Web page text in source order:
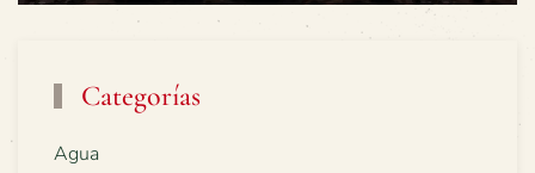
Categorías
Agua